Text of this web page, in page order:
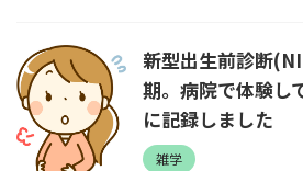
新型出生前診断
期。病院で体験し
に記録しました
雑学